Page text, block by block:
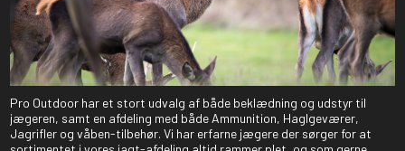
Pro Outdoor har et stort udvalg af både beklædning og udstyr til
jægeren, samt en afdeling med både Ammunition, Haglgeværer,
Jagrifler og våben-tilbehør. Vi har erfarne jægere der sørger for at